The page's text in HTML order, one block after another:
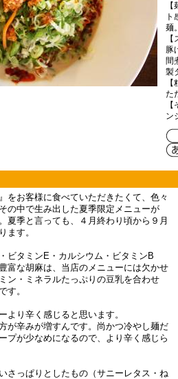
ト
麺
豚
間
製
た
ン
をお客様に食べていただきたくて、色々
の中で生み出した夏季限定メニューが
夏季と言っても、４月終わり頃から９月
ます。
ビタミンE・カルシウム・ビタミンB
富な胡麻は、当店のメニューには欠かせ
ン・ミネラルたっぷりの豆乳を合わせ
す。
より辛く感じると思います。
が辛みが増すんです。尚かつ冷やし麺だ
プが少なめになるので、より辛く感じら
さっぱりとしたもの（サニーレタス・ね